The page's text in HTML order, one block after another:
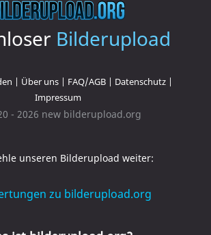
Bilderupload
| Über uns| FAQ/AGB| Datenschutz|
Impressum
- 2026 new bilderupload.org
unseren Bilderupload weiter: